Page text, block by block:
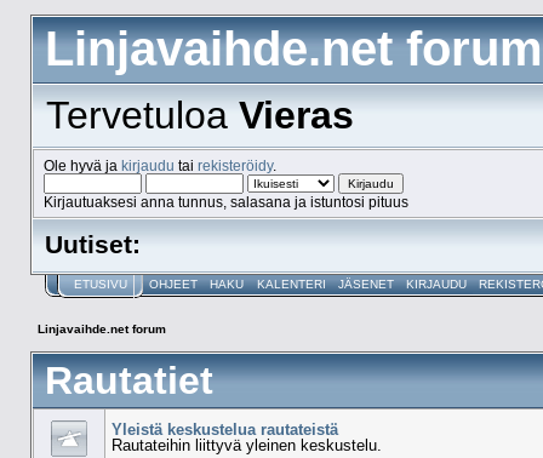
Linjavaihde.net forum
TervetuloaVieras
Ole hyvä ja kirjaudu tai rekisteröidy.
Kirjautuaksesi anna tunnus, salasana ja istuntosi pituus
Uutiset:
ETUSIVU OHJEET HAKU KALENTERI JÄSENET KIRJAUDU
Linjavaihde.net forum
Rautatiet
Yleistä keskustelua rautateistä
Rautateihin liittyvä yleinen keskustelu.